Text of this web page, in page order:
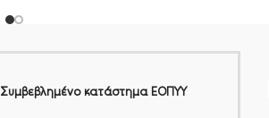
Συμβεβλημένο κατάστημα ΕΟΠΥΥ